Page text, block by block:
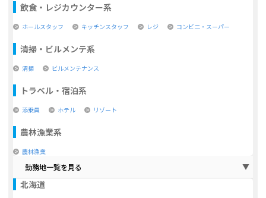
飲食・レジカウンター系
ホールスタッフ キッチンスタッフ レジ コンビ二・スーパー
清掃・ビルメンテ系
清掃 ビルメンテナンス
トラベル・宿泊系
添乗員 ホテル リゾート
農林漁業系
農林漁業
勤務地一覧を見る
北海道